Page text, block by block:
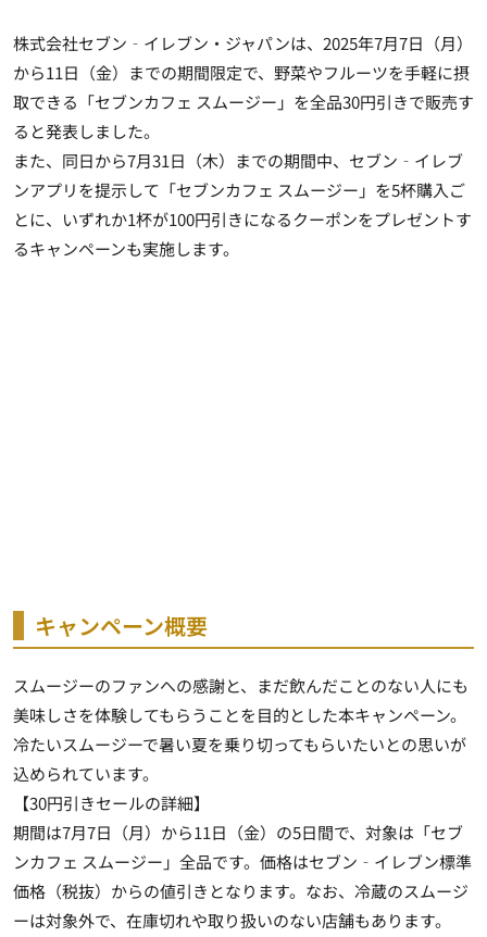
株式会社セブン‐イレブン・ジャパンは、2025年7月7日（月）
から11日（金）までの期間限定で、野菜やフルーツを手軽に摂
取できる「セブンカフェ スムージー」を全品30円引きで販売す
ると発表しました。
また、同日から7月31日（木）までの期間中、セブン‐イレブ
ンアプリを提示して「セブンカフェ スムージー」を5杯購入ご
とに、いずれか1杯が100円引きになるクーポンをプレゼントす
るキャンペーンも実施します。
キャンペーン概要
スムージーのファンへの感謝と、まだ飲んだことのない人にも
美味しさを体験してもらうことを目的とした本キャンペーン。
冷たいスムージーで暑い夏を乗り切ってもらいたいとの思いが
込められています。
【30円引きセールの詳細】
期間は7月7日（月）から11日（金）の5日間で、対象は「セブ
ンカフェ スムージー」全品です。価格はセブン‐イレブン標準
価格（税抜）からの値引きとなります。なお、冷蔵のスムージ
ーは対象外で、在庫切れや取り扱いのない店舗もあります。